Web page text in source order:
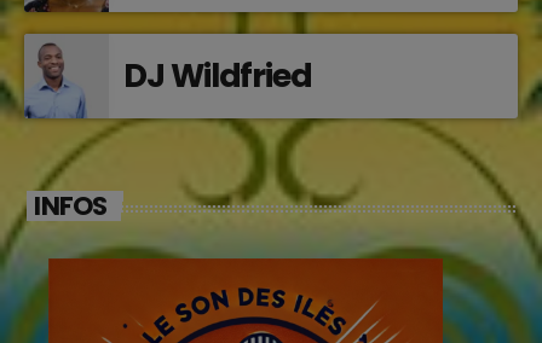
DJ Wildfried
INFOS